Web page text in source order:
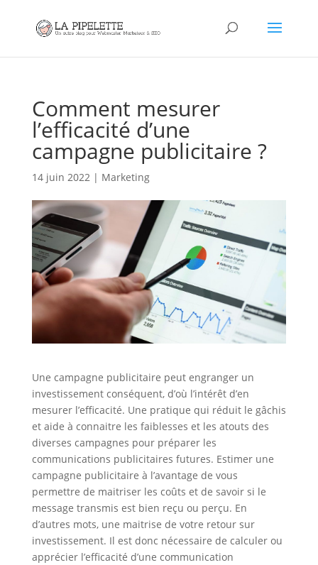
Comment mesurer
l’efficacité d’une
campagne publicitaire ?
14 juin 2022| Marketing
Une campagne publicitaire peut engranger un
investissement conséquent, d’où l’intérêt d’en
mesurer l’efficacité. Une pratique qui réduit le gâchis
et aide à connaitre les faiblesses et les atouts des
diverses campagnes pour préparer les
communications publicitaires futures. Estimer une
campagne publicitaire à l’avantage de vous
permettre de maitriser les coûts et de savoir si le
message transmis est bien reçu ou perçu. En
d’autres mots, une maitrise de votre retour sur
investissement. Il est donc nécessaire de calculer ou
apprécier l’efficacité d’une communication